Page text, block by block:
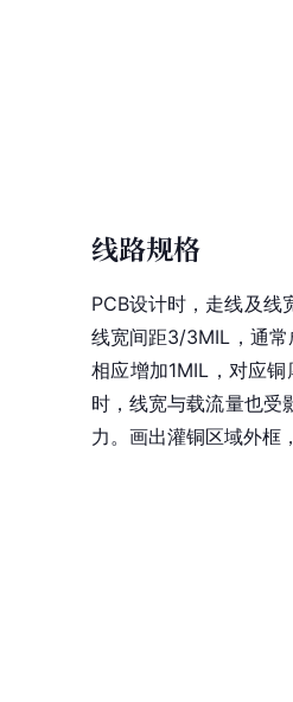
线路规格
PCB设计时，走线及线
线宽间距3/3MIL，通
相应增加1MIL，对应
时，线宽与载流量也受
力。画出灌铜区域外框